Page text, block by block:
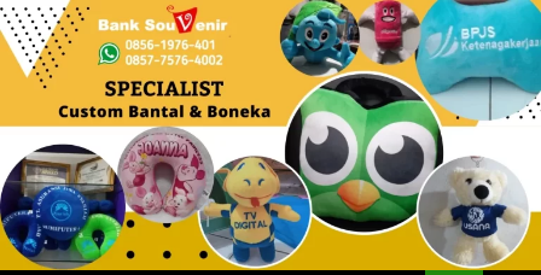
Langsung
ke